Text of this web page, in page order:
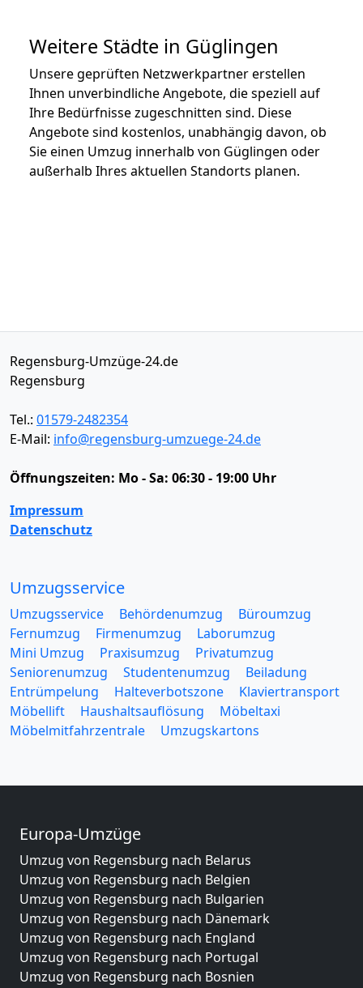
Weitere Städte in Güglingen
Unsere geprüften Netzwerkpartner erstellen
Ihnen unverbindliche Angebote, die speziell auf
Ihre Bedürfnisse zugeschnitten sind. Diese
Angebote sind kostenlos, unabhängig davon, ob
Sie einen Umzug innerhalb von Güglingen oder
außerhalb Ihres aktuellen Standorts planen.
Regensburg-Umzüge-24.de
Regensburg
Tel.: 01579-2482354
E-Mail: info@regensburg-umzuege-24.de
Öffnungszeiten: Mo - Sa: 06:30 - 19:00 Uhr
Impressum
Datenschutz
Umzugsservice
Umzugsservice Behördenumzug
Büroumzug
Fernumzug
Firmenumzug
Laborumzug
Mini Umzug
Praxisumzug
Privatumzug
Seniorenumzug
Studentenumzug
Beiladung
Entrümpelung
Halteverbotszone
Klaviertransport
Möbellift
Haushaltsauflösung
Möbeltaxi
Möbelmitfahrzentrale
Umzugskartons
Europa-Umzüge
Umzug von Regensburg nach Belarus
Umzug von Regensburg nach Belgien
Umzug von Regensburg nach Bulgarien
Umzug von Regensburg nach Dänemark
Umzug von Regensburg nach England
Umzug von Regensburg nach Portugal
Umzug von Regensburg nach Bosnien